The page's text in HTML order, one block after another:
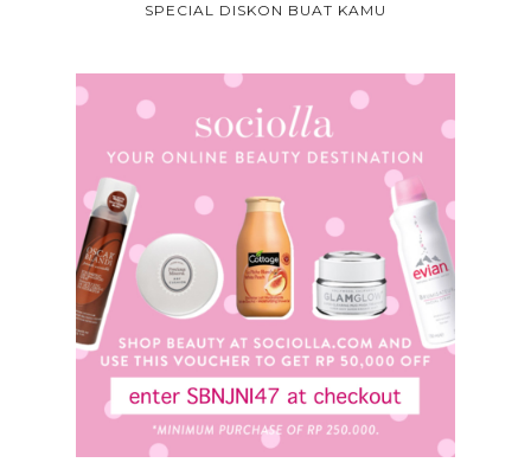
SPECIAL DISKON BUAT KAMU